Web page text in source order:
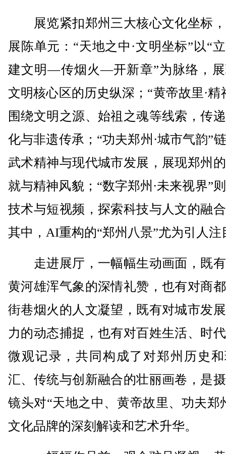
展览紧扣郑州三大核心文化坐标
展陈单元：“天地之中·文明坐标”以“
建文明—传烟火—开新章”为脉络，
文明核心区的历史纵深；“黄帝故里·精
围绕文明之源、始祖之魂等线索，传
化与非遗传承；“功夫郑州·城市气韵”
武术精神与现代城市发展，展现郑州
就与精神风貌；“数字郑州·未来视界”
技术与短视频，探索科技与人文的融
其中，AI重构的“郑州八景”尤为引人注
走进展厅，一幅幅生动画面，既
黄河雄浑气象的深情礼赞，也有对商
街巷烟火的人文凝望，既有对城市发
力的动态捕捉，也有对百姓生活、时
微观记录，共同构成了对郑州历史
汇、传统与创新融合的壮丽画卷，是
镜头对“天地之中、黄帝故里、功夫郑
文化品牌的深刻解读和艺术升华。